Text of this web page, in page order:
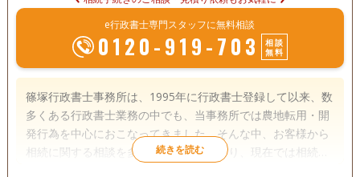
e行政書士専門スタッフに無料相談
0120-919-703
相談
無料
篠塚行政書士事務所は、1995年に行政書士登録して以来、数
多くある行政書士業務の中でも、当事務所では農地転用・開
発行為を中心におこなってきました。そんな中、お客様から
相続に関する相談を多数受けるようになり、現在では相続に